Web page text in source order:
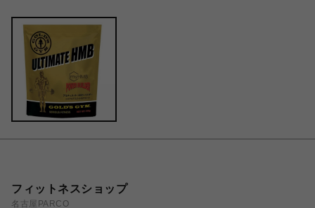
フィットネスショップ
名古屋PARCO